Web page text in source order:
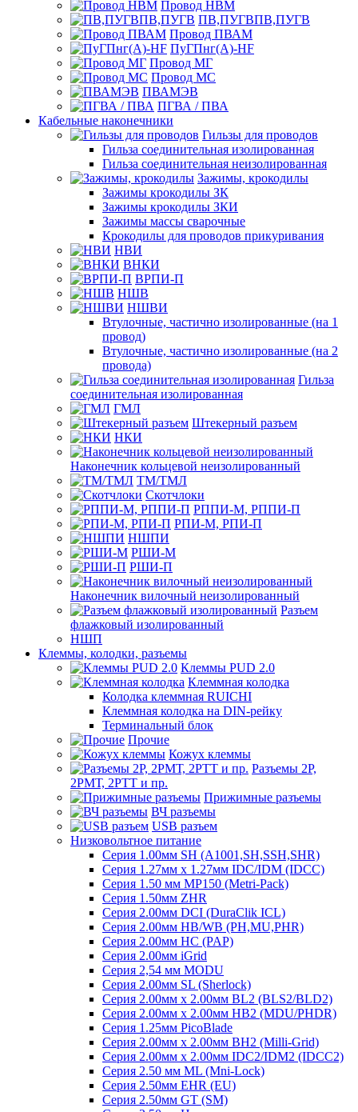
Провод НВМ
ПВ,ПУГВПВ,ПУГВ
Провод ПВАМ
ПуГПнг(A)-HF
Провод МГ
Провод МС
ПВАМЭВ
ПГВА / ПВА
Кабельные наконечники
Гильзы для проводов
Гильза соединительная изолированная
Гильза соединительная неизолированная
Зажимы, крокодилы
Зажимы крокодилы ЗК
Зажимы крокодилы ЗКИ
Зажимы массы сварочные
Крокодилы для проводов прикуривания
НВИ
ВНКИ
ВРПИ-П
НШВ
НШВИ
Втулочные, частично изолированные (на 1
провод)
Втулочные, частично изолированные (на 2
провода)
Гильза
соединительная изолированная
ГМЛ
Штекерный разъем
НКИ
Наконечник кольцевой неизолированный
ТМ/ТМЛ
Скотчлоки
РППИ-М, РППИ-П
РПИ-М, РПИ-П
НШПИ
РШИ-М
РШИ-П
Наконечник вилочный неизолированный
Разъем
флажковый изолированный
НШП
Клеммы, колодки, разъемы
Клеммы PUD 2.0
Клеммная колодка
Колодка клеммная RUICHI
Клеммная колодка на DIN-рейку
Терминальный блок
Прочие
Кожух клеммы
Разъемы 2Р,
2РМТ, 2РТТ и пр.
Прижимные разъемы
ВЧ разъемы
USB разъем
Низковольтное питание
Серия 1.00мм SH (A1001,SH,SSH,SHR)
Серия 1.27мм x 1.27мм IDC/IDM (IDCC)
Серия 1.50 мм MP150 (Metri-Pack)
Серия 1.50мм ZHR
Серия 2.00мм DCI (DuraClik ICL)
Серия 2.00мм HB/WB (PH,MU,PHR)
Серия 2.00мм HC (PAP)
Серия 2.00мм iGrid
Серия 2,54 мм MODU
Серия 2.00мм SL (Sherlock)
Серия 2.00мм x 2.00мм BL2 (BLS2/BLD2)
Серия 2.00мм x 2.00мм HB2 (MDU/PHDR)
Серия 1.25мм PicoBlade
Серия 2.00мм х 2.00мм BH2 (Milli-Grid)
Серия 2.00мм х 2.00мм IDC2/IDM2 (IDCC2)
Серия 2.50 мм ML (Mni-Lock)
Серия 2.50мм EHR (EU)
Серия 2.50мм GT (SM)